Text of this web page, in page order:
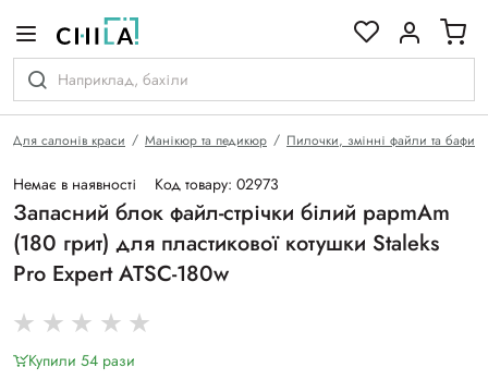
Для салонів краси Манікюр та педикюр Пилочки, змінні файли та бафи
Немає в наявності Код товару: 02973
Запасний блок файл-стрічки білий papmAm
(180 грит) для пластикової котушки Staleks
Pro Expert ATSC-180w
Купили 54 рази
гамі